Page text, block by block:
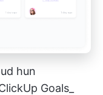
hun
Goals_